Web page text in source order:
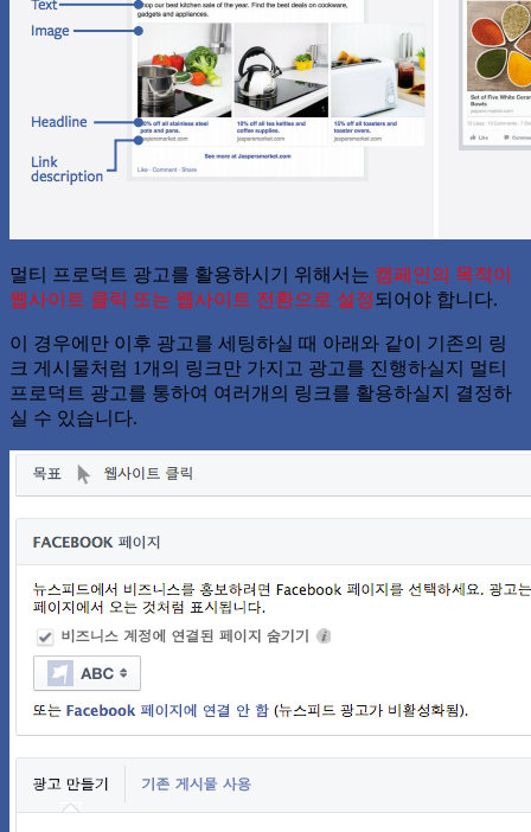
멀티 프로덕트 광고를 활용하시기 위해서는 캠페인의 목적이
웹사이트 클릭 또는 웹사이트 전환으로 설정되어야 합니다.
이 경우에만 이후 광고를 세팅하실 때 아래와 같이 기존의 링
크 게시물처럼 1개의 링크만 가지고 광고를 진행하실지 멀티
프로덕트 광고를 통하여 여러개의 링크를 활용하실지 결정하
실 수 있습니다.